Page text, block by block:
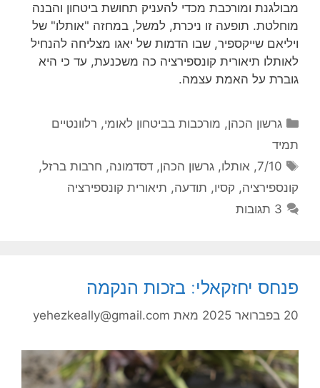
מבולגנת ומורכבת מכדי להעניק תחושת ביטחון והבנה
מוחלטת. תופעה זו ניכרת, למשל, במחזה "אותלו" של
ויליאם שייקספיר, שבו הדמות של יאגו מצליחה להנחיל
לאותלו תיאורית קונספירציה כה משכנעת, עד כי היא
גוברת על האמת עצמה.
קטגוריות
גרשון הכהן, מורכבות בביטחון לאומי, רלוונטיים
תמיד
תגיות
7/10
, אותלו,גרשון הכהן,דסדמונה, חרבות ברזל,
קונספירציה, קסיו, תודעה, תיאורית קונספירציה
3 תגובות
פנחס יחזקאלי: בזכות הנקמה
20 בפברואר 2025 מאת yehezkeally@gmail.com